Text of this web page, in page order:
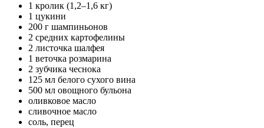
1 кролик (1,2–1,6 кг)
1 цукини
200 г шампиньонов
2 средних картофелины
2 листочка шалфея
1 веточка розмарина
2 зубчика чеснока
125 мл белого сухого вина
500 мл овощного бульона
оливковое масло
сливочное масло
соль, перец